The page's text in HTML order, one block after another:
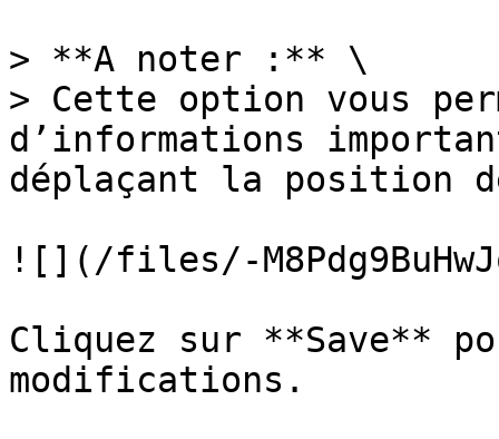
> **A noter :** \
> Cette option vous
d’informations
déplaçant la position
![](/files/-
Cliquez sur **Save**
modifications.